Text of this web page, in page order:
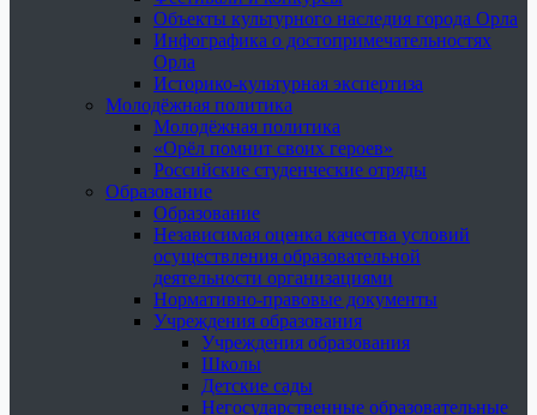
Объекты культурного наследия города Орла
Инфографика о достопримечательностях
Орла
Историко-культурная экспертиза
Молодёжная политика
Молодёжная политика
«Орёл помнит своих героев»
Российские студенческие отряды
Образование
Образование
Независимая оценка качества условий
осуществления образовательной
деятельности организациями
Нормативно-правовые документы
Учреждения образования
Учреждения образования
Школы
Детские сады
Негосударственные образовательные